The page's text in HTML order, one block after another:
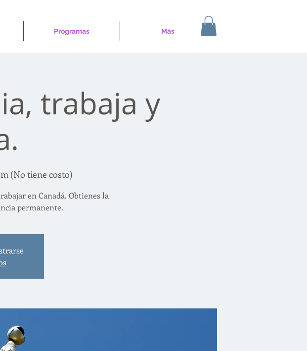
Programas Más
trabaja y
(No tiene costo)
en Canadá. Obtienes la
permanente.